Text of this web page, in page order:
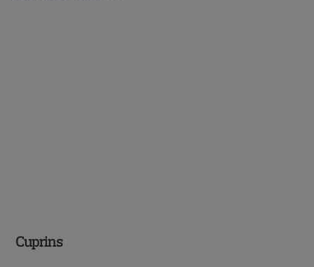
Cuprins